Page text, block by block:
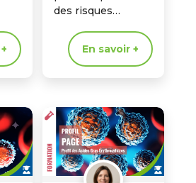
des risques
très différents
grâce à
l'interprétation
particules
athérogènes
En savoir +